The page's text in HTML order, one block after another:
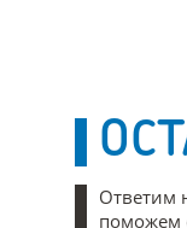
Ответим
поможем